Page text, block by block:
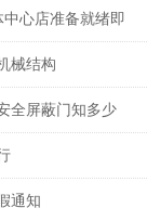
心店准备就绪即
械结构
全屏蔽门知多少
通知